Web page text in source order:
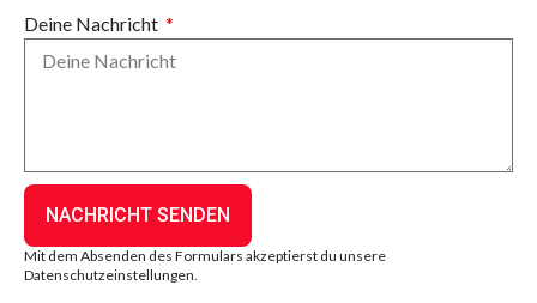
Deine Nachricht
NACHRICHT SENDEN
Mit dem Absenden des Formulars akzeptierst du unsere
Datenschutzeinstellungen.